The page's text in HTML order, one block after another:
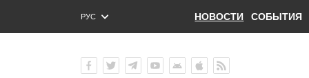
РУС
ENG
НОВОСТИ СОБЫТИЯ